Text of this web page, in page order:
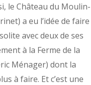
le Château du Moulin-
a eu l’idée de faire
avec deux de ses
à la Ferme de la
Ménager) dont la
à faire. Et c’est une